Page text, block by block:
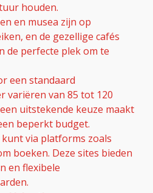
houden.
en musea zijn op
en de gezellige cafés
de perfecte plek om te
een standaard
variëren van 85 tot 120
uitstekende keuze maakt
beperkt budget.
kunt via platforms zoals
boeken. Deze sites bieden
en flexibele